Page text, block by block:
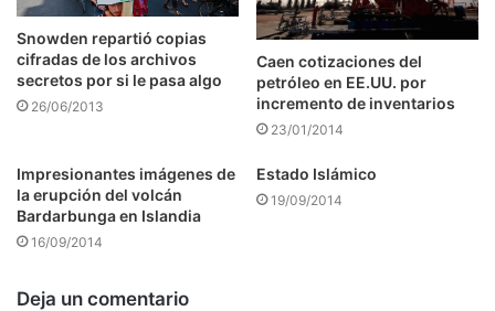
Snowden repartió copias
cifradas de los archivos
secretos por si le pasa algo
26/06/2013
Caen cotizaciones del
petróleo en EE.UU. por
incremento de inventarios
23/01/2014
Impresionantes imágenes de
la erupción del volcán
Bardarbunga en Islandia
16/09/2014
Estado Islámico
19/09/2014
Deja un comentario